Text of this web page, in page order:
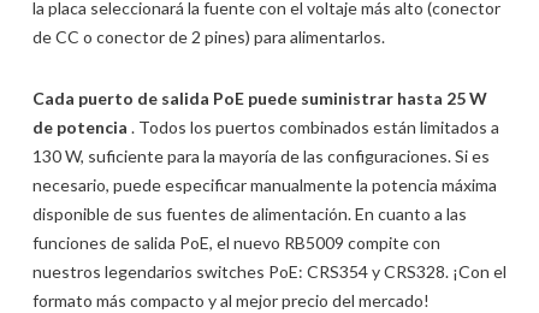
la placa seleccionará la fuente con el voltaje más alto (conector
de CC o conector de 2 pines) para alimentarlos.
Cada puerto de salida PoE puede suministrar hasta 25 W
de potencia . Todos los puertos combinados están limitados a
130 W, suficiente para la mayoría de las configuraciones. Si es
necesario, puede especificar manualmente la potencia máxima
disponible de sus fuentes de alimentación. En cuanto a las
funciones de salida PoE, el nuevo RB5009 compite con
nuestros legendarios switches PoE: CRS354 y CRS328. ¡Con el
formato más compacto y al mejor precio del mercado!